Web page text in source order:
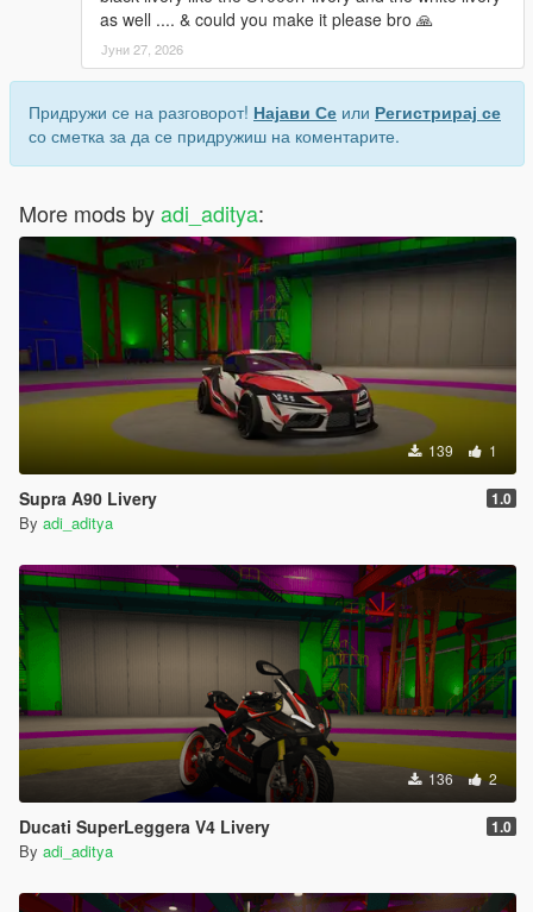
as well .... & could you make it please bro 🙏
Јуни 27, 2026
Придружи се на разговорот! Најави Се или Регистрирај се
со сметка за да се придружиш на коментарите.
More mods byadi_aditya:
139 1
Supra A90 Livery 1.0
By adi_aditya
136 2
Ducati SuperLeggera V4 Livery 1.0
By adi_aditya